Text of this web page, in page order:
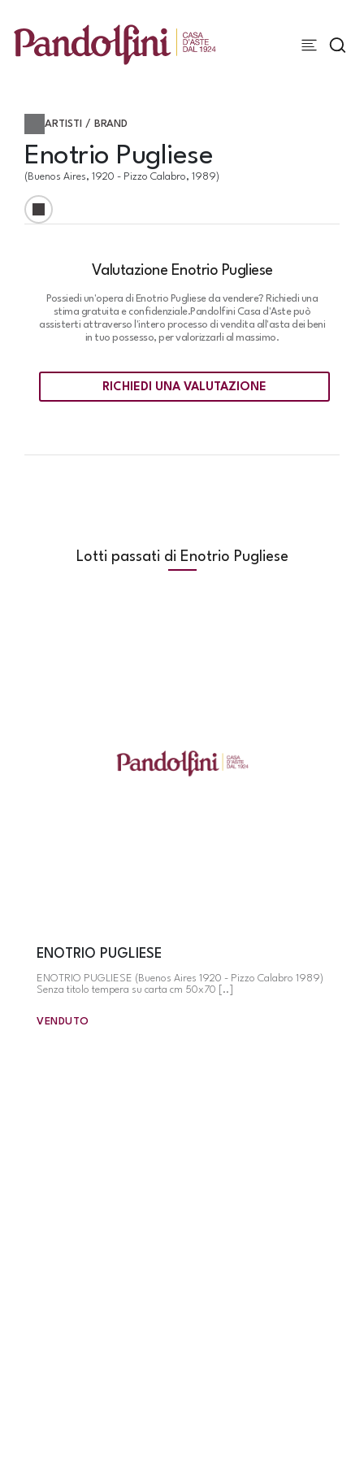
ARTISTI / BRAND
Enotrio Pugliese
(Buenos Aires, 1920 - Pizzo Calabro, 1989)
Valutazione Enotrio Pugliese
Possiedi un'opera di Enotrio Pugliese da vendere? Richiedi una
stima gratuita e confidenziale.Pandolfini Casa d'Aste può
assisterti attraverso l'intero processo di vendita all'asta dei beni
in tuo possesso, per valorizzarli al massimo.
RICHIEDI UNA VALUTAZIONE
Lotti passati di Enotrio Pugliese
ENOTRIO PUGLIESE
ENOTRIO PUGLIESE (Buenos Aires 1920 - Pizzo Calabro 1989)
Senza titolo tempera su carta cm 50x70 [..]
VENDUTO